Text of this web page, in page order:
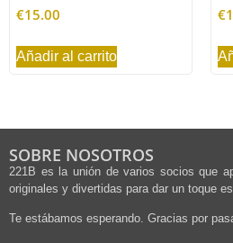
€15.00
Añadir al carrito
€
SOBRE NOSOTROS
221B es la unión de varios socios que
originales y divertidas para dar un toque
Te estábamos esperando. Gracias por